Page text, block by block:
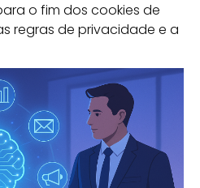
o fim dos cookies de
regras de privacidade e a